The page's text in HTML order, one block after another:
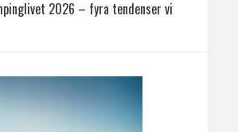
2026 – fyra tendenser vi